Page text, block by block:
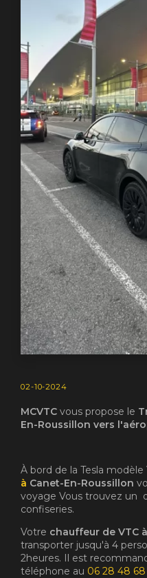
02-10-2024
MCVTC vous propose le
En-Roussillon vers
À bord de la Tesla modèle
à Canet-En-Roussillon
voyage Vous trouvez un
confiseries.
Votre chauffeur de VTC
transporter jusqu'à 4
2heures. Il est
téléphone au 06 28 48 68